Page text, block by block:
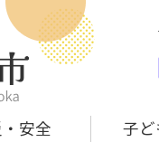
・安全 子ど